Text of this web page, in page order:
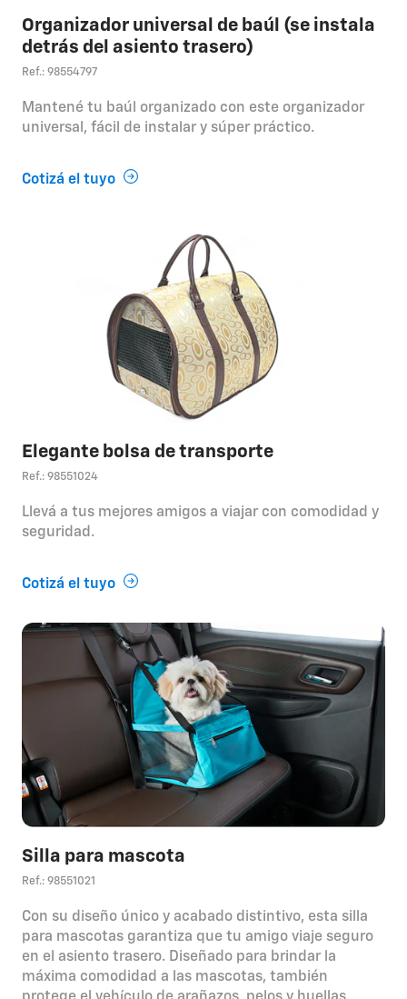
Organizador universal de baúl (se instala
detrás del asiento trasero)
Ref.: 98554797
Mantené tu baúl organizado con este organizador
universal, fácil de instalar y súper práctico.
Cotizá el tuyo
Elegante bolsa de transporte
Ref.: 98551024
Llevá a tus mejores amigos a viajar con comodidad y
seguridad.
Cotizá el tuyo
Silla para mascota
Ref.: 98551021
Con su diseño único y acabado distintivo, esta silla
para mascotas garantiza que tu amigo viaje seguro
en el asiento trasero. Diseñado para brindar la
máxima comodidad a las mascotas, también